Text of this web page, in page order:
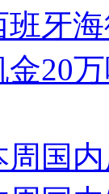
班牙
金20
周国